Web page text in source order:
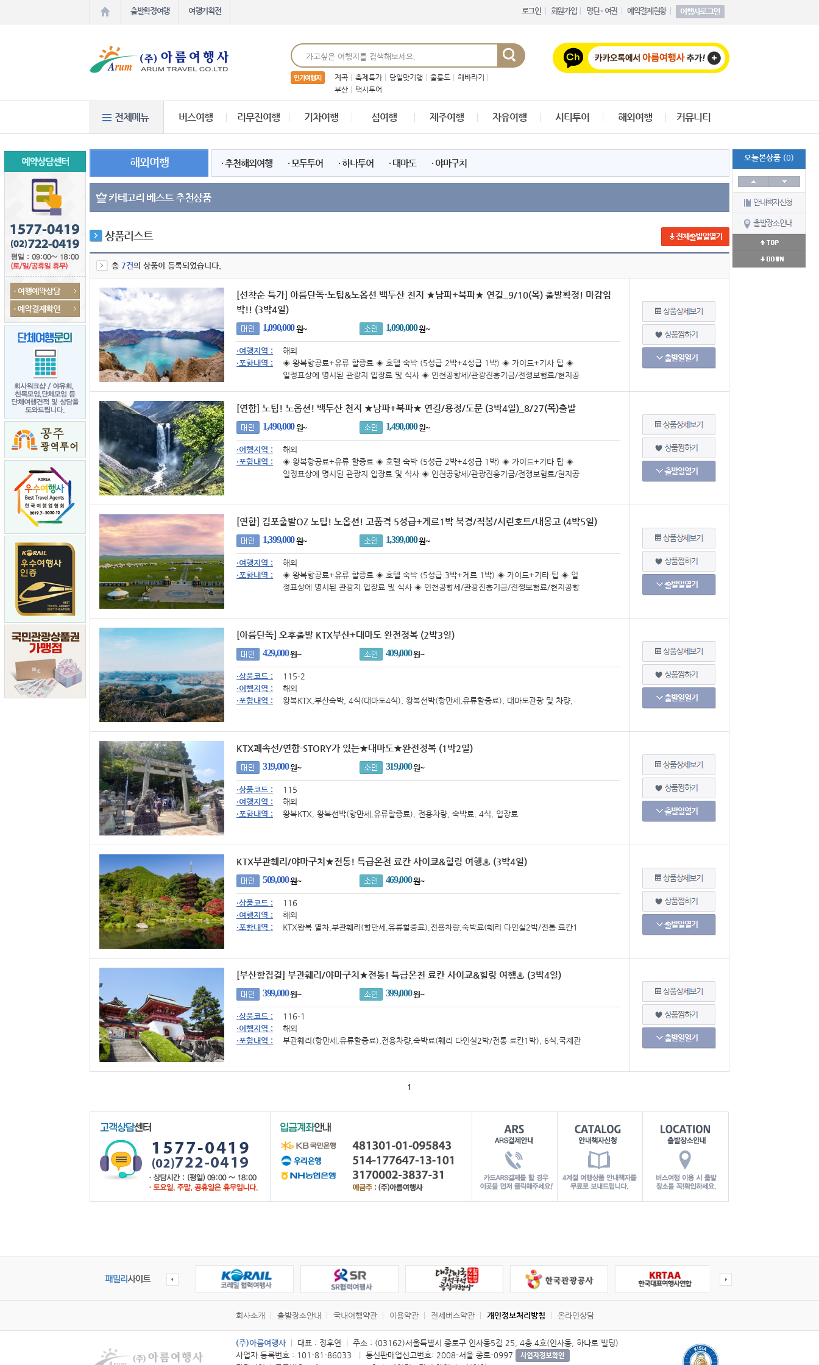
출발확정여행 여행기획전 로그인 회원가입 명단 · 여권 예약결제현황
계곡 축제특가 당일맛기행 울릉도
해바라기
부산
택시투어
버스여행 리무진여행 기차여행 섬여행 제주여행 자유여행 시티투어 해외여행 커뮤니티
오늘본상품 (0)
안내책자신청
출발장소안내
해외여행 · 추천해외여행 · 모두투어 · 하나투어 · 대마도 · 야마구치
카테고리 베스트 추천상품
상품리스트
총 7건의 상품이 등록되었습니다.
[선착순 특가] 아름단독-노팁&노옵션 백두산 천지 ★남파+북파★ 연길_9/10(목) 출발확정! 마감임
박!! (3박4일)
1,090,000원~ 1,090,000원~
·여행지역 :
해외
·포함내역 :
◈ 왕복항공료+유류 할증료 ◈ 호텔 숙박 (5성급 2박+4성급 1박) ◈ 가이드+기사 팁 ◈
일정표상에 명시된 관광지 입장료 및 식사 ◈ 인천공항세/관광진흥기금/전쟁보험료/현지공
[연합] 노팁! 노옵션! 백두산 천지 ★남파+북파★ 연길/용정/도문 (3박4일)_8/27(목)출발
1,490,000원~ 1,490,000원~
·여행지역 :
해외
·포함내역 :
◈ 왕복항공료+유류 할증료 ◈ 호텔 숙박 (5성급 2박+4성급 1박) ◈ 가이드+기타 팁 ◈
일정표상에 명시된 관광지 입장료 및 식사 ◈ 인천공항세/관광진흥기금/전쟁보험료/현지공
[연합] 김포출발OZ 노팁! 노옵션! 고품격 5성급+게르1박 북경/적봉/시린호트/내몽고 (4박5일)
1,399,000원~ 1,399,000원~
·여행지역 :
해외
·포함내역 :
◈ 왕복항공료+유류 할증료 ◈ 호텔 숙박 (5성급 3박+게르 1박) ◈ 가이드+기타 팁 ◈ 일
정표상에 명시된 관광지 입장료 및 식사 ◈ 인천공항세/관광진흥기금/전쟁보험료/현지공항
[아름단독] 오후출발 KTX부산+대마도 완전정복 (2박3일)
429,000원~ 409,000원~
·상품코드 :
115-2
·여행지역 :
해외
·포함내역 :
왕복KTX,부산숙박, 4식(대마도4식), 왕복선박(항만세,유류할증료), 대마도관광 및 차량,
KTX쾌속선/연합-STORY가 있는★대마도★완전정복 (1박2일)
319,000원~ 319,000원~
·상품코드 :
115
·여행지역 :
해외
·포함내역 :
왕복KTX, 왕복선박(항만세,유류할증료), 전용차량, 숙박료, 4식, 입장료
KTX부관훼리/야마구치★전통! 특급온천 료칸 사이쿄&힐링 여행♨ (3박4일)
509,000원~ 469,000원~
·상품코드 :
116
·여행지역 :
해외
·포함내역 :
KTX왕복 열차,부관훼리(항만세,유류할증료),전용차량,숙박료(훼리 다인실2박/전통 료칸1
[부산항집결] 부관훼리/야마구치★전통! 특급온천 료칸 사이쿄&힐링 여행♨ (3박4일)
399,000원~ 399,000원~
·상품코드 :
116-1
·여행지역 :
해외
·포함내역 :
부관훼리(항만세,유류할증료),전용차량,숙박료(훼리 다인실2박/전통 료칸1박), 6식,국제관
1
회사소개 출발장소안내 국내여행약관 이용약관 전세버스약관 개인정보처리방침 온라인상담
(주)아름여행사 대표 : 정후연
주소 : (03162)서울특별시 종로구 인사동5길 25, 4층 4호(인사동, 하나로 빌딩)
사업자 등록번호 : 101-81-86033
통신판매업신고번호: 2008-서울 종로-0997